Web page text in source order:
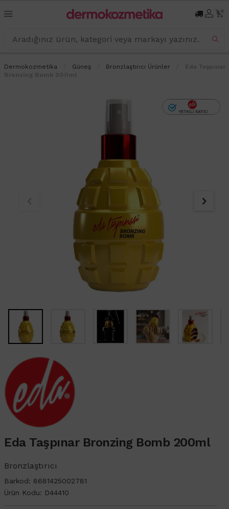
0
Dermokozmetika Güneş Bronzlaştırıcı Ürünler
Eda Taşpınar Bronzing Bomb 200ml
Bronzlaştırıcı
Barkod: 8681425002781
Ürün Kodu: D44410